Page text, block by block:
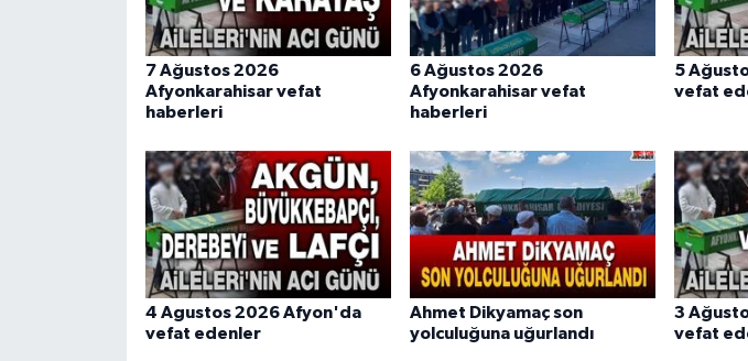
7 Ağustos 2026
Afyonkarahisar vefat
haberleri
6 Ağustos 2026
Afyonkarahisar vefat
haberleri
5
vefat
4 Agustos 2026 Afyon'da
vefat edenler
Ahmet Dikyamaç son
yolculuğuna uğurlandı
3
vefat